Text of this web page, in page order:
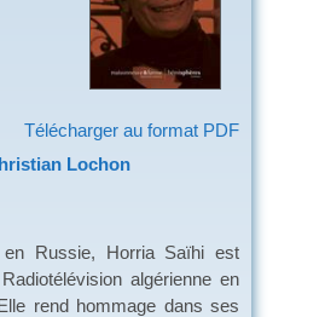
Télécharger au format PDF
Lochon
en Russie, Horria Saïhi est
algérienne en
rend hommage dans ses